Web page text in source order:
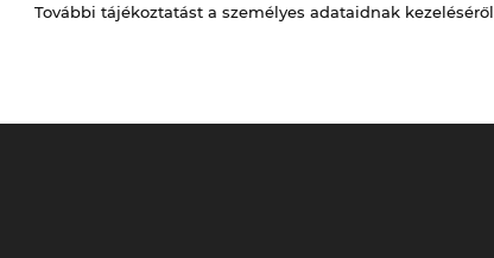
További tájékoztatást a személyes adataidnak kezeléséről